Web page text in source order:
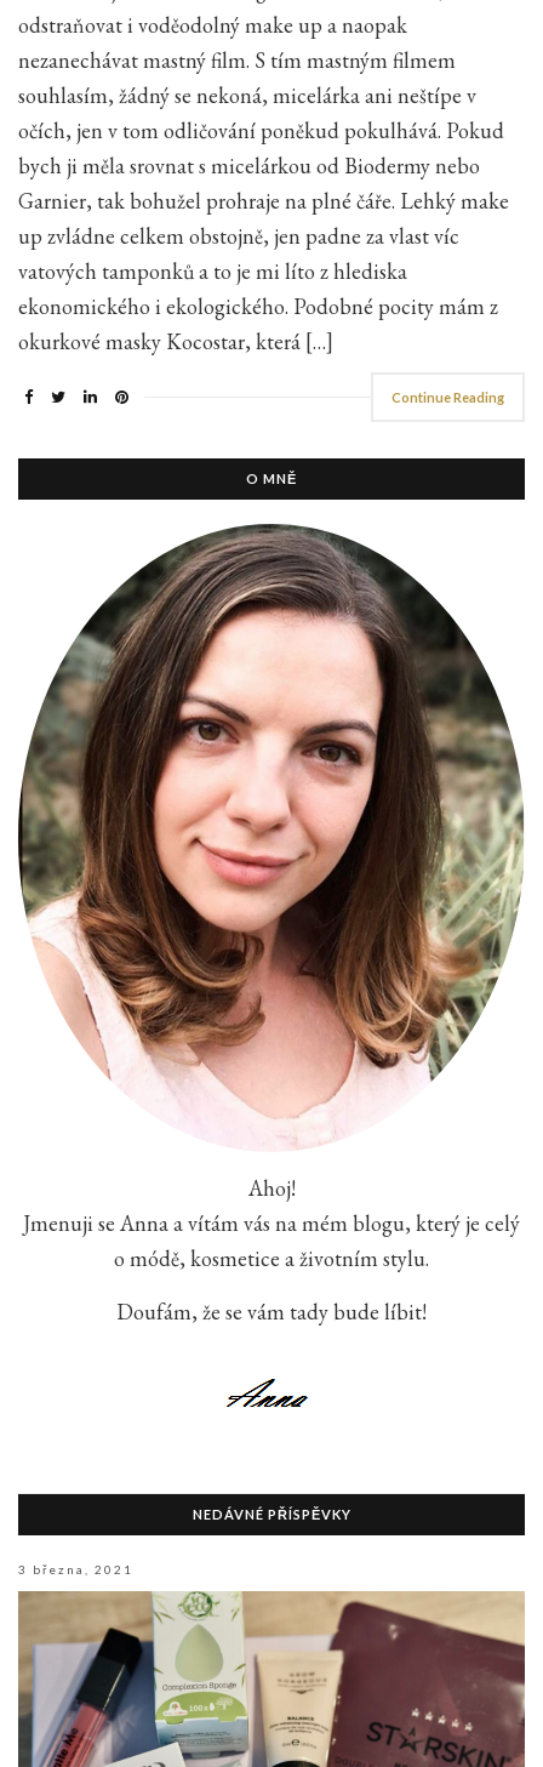
odstraňovat i voděodolný make up a naopak
nezanechávat mastný film. S tím mastným filmem
souhlasím, žádný se nekoná, micelárka ani neštípe v
očích, jen v tom odličování poněkud pokulhává. Pokud
bych ji měla srovnat s micelárkou od Biodermy nebo
Garnier, tak bohužel prohraje na plné čáře. Lehký make
up zvládne celkem obstojně, jen padne za vlast víc
vatových tamponků a to je mi líto z hlediska
ekonomického i ekologického. Podobné pocity mám z
okurkové masky Kocostar, která […]
Continue Reading
O MNĚ
Ahoj!
Jmenuji se Anna a vítám vás na mém blogu, který je celý
o módě, kosmetice a životním stylu.
Doufám, že se vám tady bude líbit!
NEDÁVNÉ PŘÍSPĚVKY
3 března, 2021